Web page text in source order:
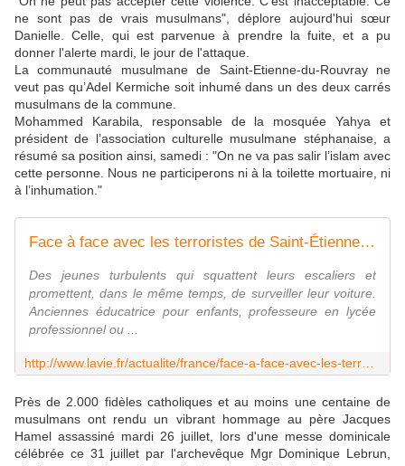
ne sont pas de vrais musulmans", déplore aujourd'hui sœur
Danielle. Celle, qui est parvenue à prendre la fuite, et a pu
donner l'alerte mardi, le jour de l'attaque.
La communauté musulmane de Saint-Etienne-du-Rouvray ne
veut pas qu’Adel Kermiche soit inhumé dans un des deux carrés
musulmans de la commune.
Mohammed Karabila, responsable de la mosquée Yahya et
président de l’association culturelle musulmane stéphanaise, a
résumé sa position ainsi, samedi : "On ne va pas salir l’islam avec
cette personne. Nous ne participerons ni à la toilette mortuaire, ni
à l’inhumation."
Face à face avec les terroristes de Saint-Étienne-du-Rouvray : le témoignage des religieuses otages - France - La Vie
Des jeunes turbulents qui squattent leurs escaliers et
promettent, dans le même temps, de surveiller leur voiture.
Anciennes éducatrice pour enfants, professeure en lycée
professionnel ou ...
Près de 2.000 fidèles catholiques et au moins une centaine de
musulmans ont rendu un vibrant hommage au père Jacques
Hamel assassiné mardi 26 juillet, lors d'une messe dominicale
célébrée ce 31 juillet par l'archevêque Mgr Dominique Lebrun,